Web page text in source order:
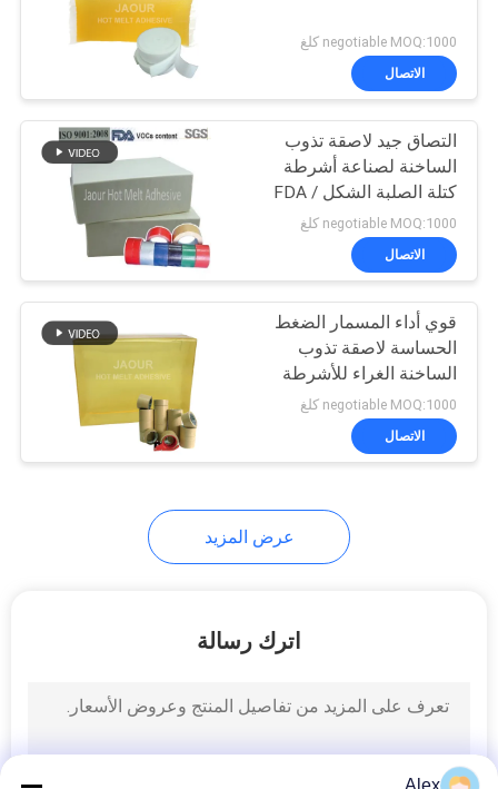
تذوب الساخنة PSA
36
تذوب الساخنة الغراء
43
بالحرارة للبولي
أوليفين
negotiable MOQ:1000 كلغ
الاتصال
التصاق جيد لاصقة تذوب
الساخنة لصناعة أشرطة
كتلة الصلبة الشكل FDA /
SVHC
negotiable MOQ:1000 كلغ
الاتصال
قوي أداء المسمار الضغط
الحساسة لاصقة تذوب
الساخنة الغراء للأشرطة
الصناعية
negotiable MOQ:1000 كلغ
الاتصال
عرض المزيد
اترك رسالة
Alex